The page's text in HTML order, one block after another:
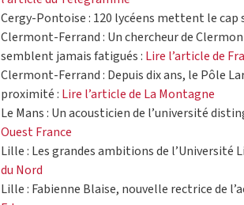
Cergy-Pontoise : 120 lycéens mettent le cap
Clermont-Ferrand : Un chercheur de
semblent jamais fatigués : Lire l’article de
Clermont-Ferrand : Depuis dix ans, le Pôle
proximité : Lire l’article de La Montagne
Le Mans : Un acousticien de l’université
Ouest France
Lille : Les grandes ambitions de l’Université
du Nord
Lille : Fabienne Blaise, nouvelle rectrice de